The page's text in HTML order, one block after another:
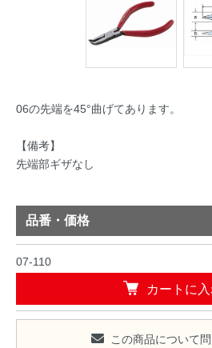
06の先端を45°曲げてあります。
【備考】
先端部ギザなし
品番・価格
07-110
カートに
この商品について